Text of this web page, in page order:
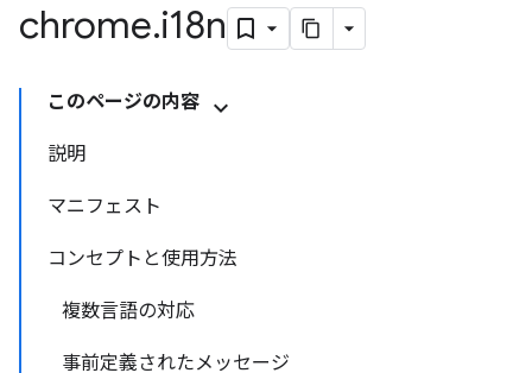
chrome.i18n
このページの内容
説明
マニフェスト
コンセプトと使用方法
複数言語の対応
事前定義されたメッセージ